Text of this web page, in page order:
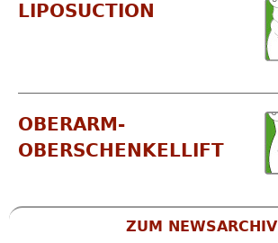
LIPOSUCTION
OBERARM-
OBERSCHENKELLIFT
ZUM NEWSARCHIV